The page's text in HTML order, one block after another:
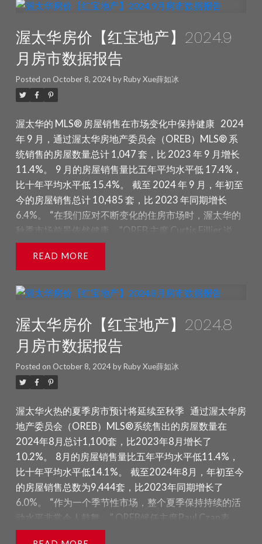
或许带来了一些乐观情绪，尤其是在安大略省发布秋季
再次降低了预期，远低于省政府2024年建设125,000套
新住房的目标。安省政府指出，高利率和艰难的经济环
境给房屋建设者带来了持续挑战。
在。”Fillier说道，“渥太华的库存通常较紧张，并且很容
易从平衡市场转向卖方市场，这可能会加剧可负担性和
增加急需的库存。” 最近，OREB的领导层和志愿者前往
国会山，与加拿大房地产协会（CREA）一同提出解决持
续住房供应危机的具体方案。凭借对市场状况和消费者
需求的丰富经验，房地产经纪人们提议通过投资外部建
设技术（如预制房屋）和为非营利性建造的可负担房屋
提供HST/GST减免，来促进住房供应。 价格数据一
览： MLS®房价指数（HPI）相比平均或中位数价格衡
量更为准确，能更好地跟踪价格趋势。
元，比2023年10月增长了0.4%。
相比之下，联排/排屋单位的基准价格为506,900加元，
公寓基准价格为407,500加元，同比下降3.4%。
2024年10月的平均房屋销售价格为668,690加元，同
比上升1.2%。年度累计的平均价格为678,081加元，同
比上升0.9%。
2024年10月所有房屋销售的总金额为7.883亿加元，比
OREB提醒，平均销售价格可用于长期趋势分析，但不
应作为具体房产增值或贬值的指标。平均销售价格的计
算基于所有售出房产的总金额，不同社区的价格会有所
不同。 库存及新上市房源数据一览： 2024年10月的
新上市房源数量较2023年10月增加了10.4%，共有
2,089套新的住宅房源。新上市房源比五年平均水平高
6.7%，比十年平均水平高出17%。
截至2024年10月
底，活跃住宅房源总数为3,354套，比2023年10月增长
渥太华房价【红宝地产】2024.9
月房市数据报告
Posted on October 8, 2024byRuby Xue薛如冰
渥太华的 MLS® 房屋销售在市场变化中保持健康 2024
年 9 月，通过渥太华房地产委员会（OREB）MLS® 系
统销售的房屋数量总计 1,047 套，比 2023 年 9 月增长
11.4%。
9 月的房屋销售量比五年平均水平低 17.4%，
比十年平均水平低 15.4%。
截至 2024 年 9 月，年初至
今的房屋销售总计 10,485 套，比 2023 年同期增长
6.4%。
“在我们应对不断变化的住房市场时，渥太华的
秋季市场前景依然健康，”OREB 主席 Curtis Fillier 说
道。“销售活跃，价格保持稳定。与此同时，买卖双方正
在重新评估他们的购买力，因为关于未来进一步降息、
出现。” Fillier 还表示：“最近有一些令人鼓舞的政策发
题——我们有长期的供应问题。我们在市内没有建足够的
房屋，也没有建造足够适合‘缺失的中间’（missing
middle）的房屋。” 加拿大按揭与住房公司（CMHC）
最近报告称，渥太华的“按人口调整后的建设量接近 10
年来的最低水平”。渥太华市的一份进展报告显示，截至
价格 MLS® 房屋价格指数（HPI）追踪价格趋势，准确
性远远超过使用平均价格或中位数价格的测量方法。
2024 年 9 月，整体 MLS® HPI 综合基准价格为
642,800 加元，比 2023 年 9 月增长 0.2%。 单户住宅
的基准价格为 729,000 加元，同比增长 0.5%。 相比之
下，联排别墅/排屋单元的基准价格为 500,000 加元，
同比下降 1.7%。 公寓的基准价格为 414,200 加元，比
去年同期下降 1.3%。 2024 年 9 月销售房屋的平均价格
READ
渥太华房价【红宝地产】2024.8
月房市数据报告
Posted on October 8, 2024byRuby Xue薛如冰
渥太华火热的夏季房市预计将延续至秋季 通过渥太华房
地产委员会（OREB）MLS®系统售出的房屋数量在
2024年8月总计1,100套，比2023年8月增长了
10.2%。
8月的房屋销售量比五年平均水平低11.4%，
比十年平均水平低14.1%。
截至2024年8月，年初至今
的房屋销售总数为9,444套，比2023年同期增长了
6.0%。
“作为一个季节性市场，整个夏季保持持续的活
动水平非常令人鼓舞。” OREB候任主席Paul Czan表
示，“再加上加拿大央行连续第三次降息，我们预计秋季